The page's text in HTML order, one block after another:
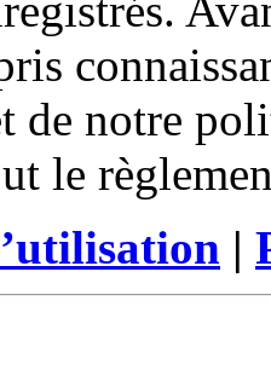
de notre
le
|